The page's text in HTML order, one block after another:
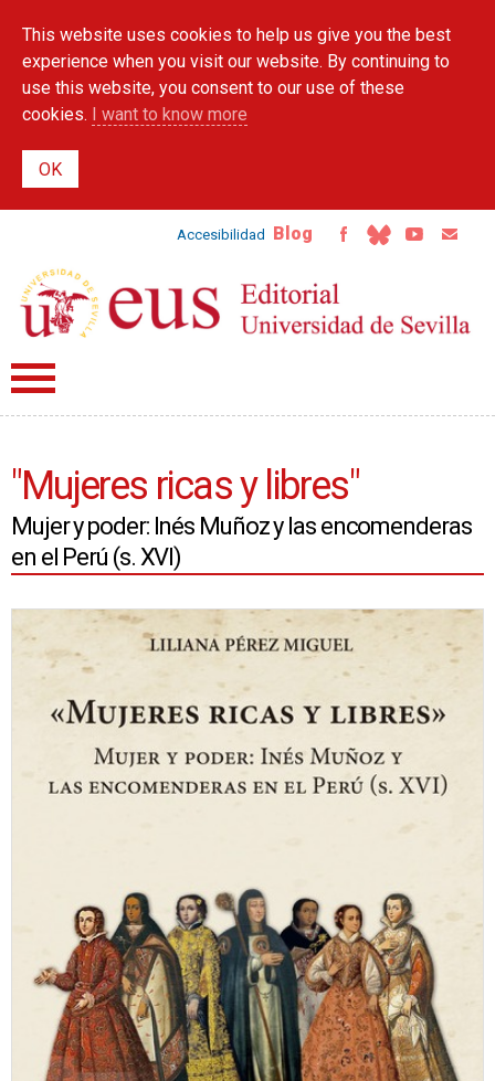
main
content
This website uses cookies to help us give you the best
experience when you visit our website. By continuing to
use this website, you consent to our use of these
cookies. I want to know more
Accesibilidad Blog
"Mujeres ricas y libres"
Mujer y poder: Inés Muñoz y las encomenderas
en el Perú (s. XVI)